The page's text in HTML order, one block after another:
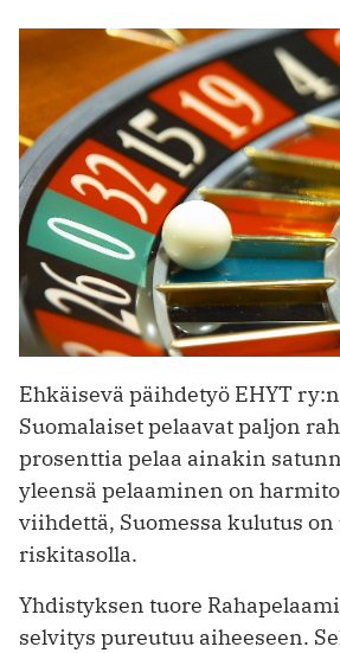
Ehkäisevä päihdetyö EHYT
Suomalaiset pelaavat paljon
prosenttia pelaa ainakin
yleensä pelaaminen on
viihdettä, Suomessa kulutus on
riskitasolla.
Yhdistyksen tuore
selvitys pureutuu aiheeseen.